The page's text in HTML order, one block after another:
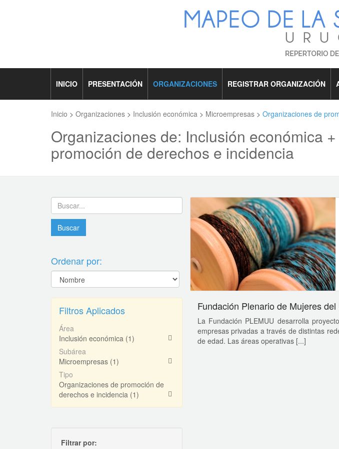
INICIO PRESENTACIÓN ORGANIZACIONES REGISTRAR ORGANIZACIÓN
Inicio > Organizaciones > Inclusión económica > Microempresas > Organizaciones de
Organizaciones de: Inclusión económica
promoción de derechos e incidencia
Ordenar por:
Filtros Aplicados
Área
Inclusión económica (1)
Subárea
Microempresas (1)
Tipo
Organizaciones de promoción de
derechos e incidencia (1)
Filtrar por:
Fundación Plenario de Mujeres
La Fundación PLEMUU desarrolla
empresas privadas a través de distintas
de edad. Las áreas operativas [...]